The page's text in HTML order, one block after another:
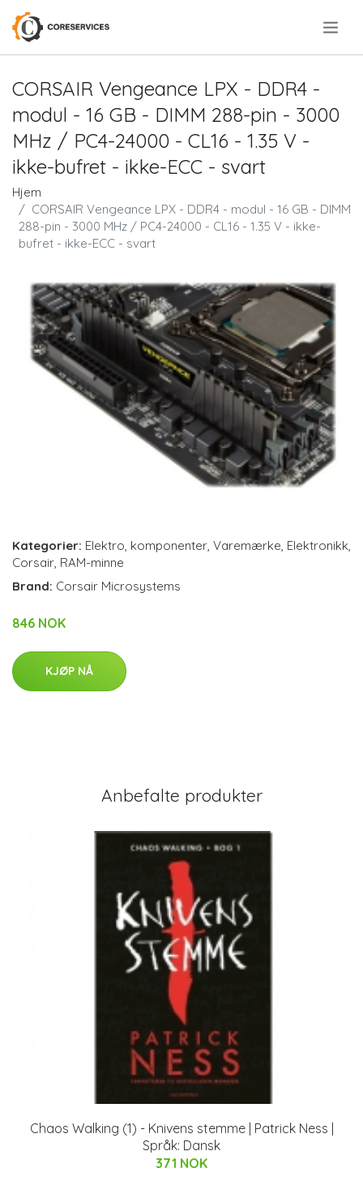
CORSAIR Vengeance LPX - DDR4 -
modul - 16 GB - DIMM 288-pin - 3000
MHz / PC4-24000 - CL16 - 1.35 V -
ikke-bufret - ikke-ECC - svart
Hjem
CORSAIR Vengeance LPX - DDR4 - modul - 16 GB - DIMM
288-pin - 3000 MHz / PC4-24000 - CL16 - 1.35 V - ikke-
bufret - ikke-ECC - svart
Kategorier: Elektro komponenter Varemærke Elektronikk
Corsair RAM-minne
Brand: Corsair Microsystems
846 NOK
KJØP NÅ
Anbefalte produkter
Chaos Walking (1) - Knivens stemme | Patrick Ness |
Språk: Dansk
371 NOK